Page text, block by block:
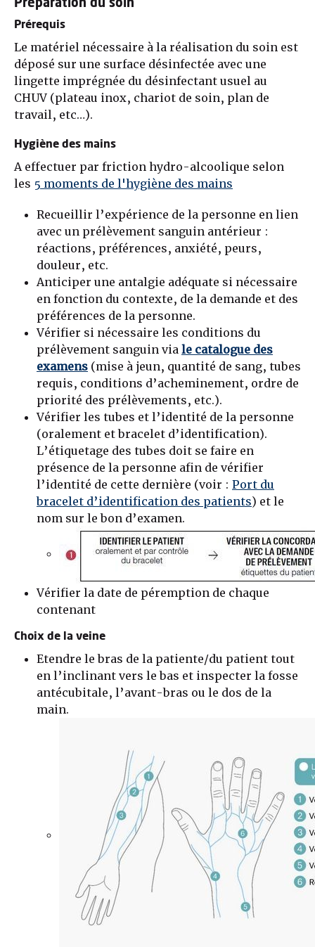
Préparation du soin
Prérequis
Le matériel nécessaire à la réalisation du soin est
déposé sur une surface désinfectée avec une
lingette imprégnée du désinfectant usuel au
CHUV (plateau inox, chariot de soin, plan de
travail, etc…).
Hygiène des mains
A effectuer par friction hydro-alcoolique selon
les 5 moments de l'hygiène des mains
Recueillir l’expérience de la personne en lien
avec un prélèvement sanguin antérieur :
réactions, préférences, anxiété, peurs,
douleur, etc.
Anticiper une antalgie adéquate si nécessaire
en fonction du contexte, de la demande et des
préférences de la personne.
Vérifier si nécessaire les conditions du
prélèvement sanguin via le catalogue des
examens (mise à jeun, quantité de sang, tubes
requis, conditions d’acheminement, ordre de
priorité des prélèvements, etc.).
Vérifier les tubes et l’identité de la personne
(oralement et bracelet d’identification).
L’étiquetage des tubes doit se faire en
présence de la personne afin de vérifier
l’identité de cette dernière (voir : Port du
bracelet d’identification des patients) et le
nom sur le bon d’examen.
Vérifier la date de péremption de chaque
contenant
Choix de la veine
Etendre le bras de la patiente/du patient tout
en l’inclinant vers le bas et inspecter la fosse
antécubitale, l’avant-bras ou le dos de la
main.